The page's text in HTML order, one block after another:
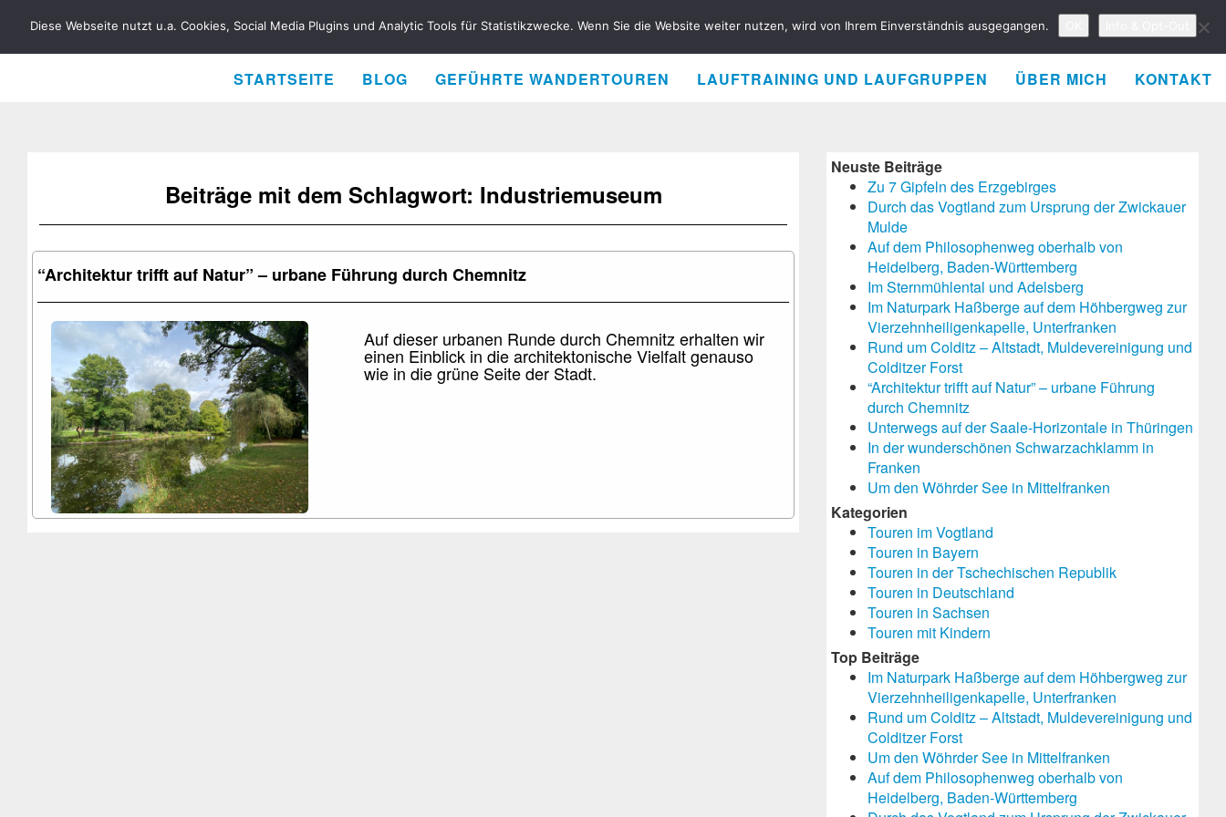
RENÉ BIELA
STARTSEITE BLOG GEFÜHRTE WANDERTOUREN LAUFTRAINING UND LAUFGRUPPEN ÜBER MICH KONTAKT
Beiträge mit dem Schlagwort: Industriemuseum
“Architektur trifft auf Natur” – urbane Führung durch Chemnitz
Auf dieser urbanen Runde durch Chemnitz erhalten wir
einen Einblick in die architektonische Vielfalt genauso
wie in die grüne Seite der Stadt.
Neuste Beiträge
Zu 7 Gipfeln des Erzgebirges
Durch das Vogtland zum Ursprung der Zwickauer
Mulde
Auf dem Philosophenweg oberhalb von
Heidelberg, Baden-Württemberg
Im Sternmühlental und Adelsberg
Im Naturpark Haßberge auf dem Höhbergweg zur
Vierzehnheiligenkapelle, Unterfranken
Rund um Colditz – Altstadt, Muldevereinigung und
Colditzer Forst
“Architektur trifft auf Natur” – urbane Führung
durch Chemnitz
Unterwegs auf der Saale-Horizontale in Thüringen
In der wunderschönen Schwarzachklamm in
Franken
Um den Wöhrder See in Mittelfranken
Kategorien
Touren im Vogtland
Touren in Bayern
Touren in der Tschechischen Republik
Touren in Deutschland
Touren in Sachsen
Touren mit Kindern
Top Beiträge
Im Naturpark Haßberge auf dem Höhbergweg zur
Vierzehnheiligenkapelle, Unterfranken
Rund um Colditz – Altstadt, Muldevereinigung und
Colditzer Forst
Um den Wöhrder See in Mittelfranken
Auf dem Philosophenweg oberhalb von
Heidelberg, Baden-Württemberg
Diese Webseite nutzt u.a. Cookies, Social Media Plugins und Analytic Tools für Statistikzwecke. Wenn Sie die Website weiter nutzen, wird von Ihrem Einverständnis ausgegangen.